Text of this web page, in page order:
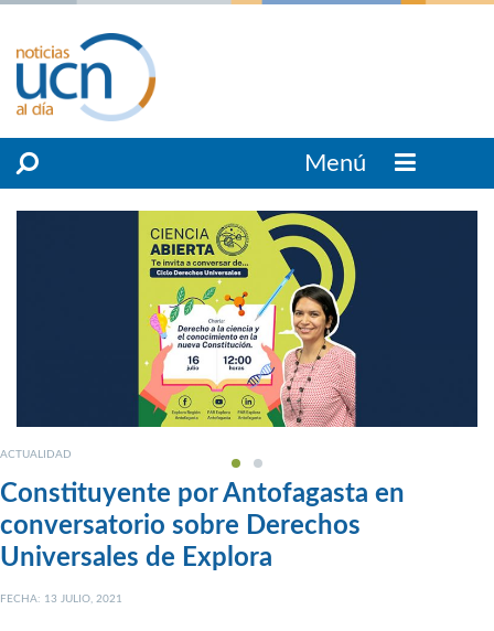
Menú
ACTUALIDAD
Constituyente por Antofagasta en
conversatorio sobre Derechos
Universales de Explora
FECHA: 13 JULIO, 2021